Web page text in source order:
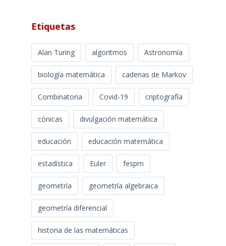
Etiquetas
Alan Turing algoritmos Astronomía
biología matemática cadenas de Markov
Combinatoria Covid-19 criptografía
cónicas divulgación matemática
educación educación matemática
estadística Euler fespm
geometría geometría algebraica
geometría diferencial
historia de las matemáticas